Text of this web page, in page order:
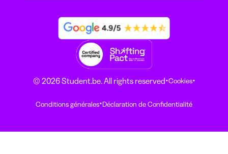
© 2026 Student.be. All rights reserved·Cookies·
Conditions générales·Déclaration de Confidentialité